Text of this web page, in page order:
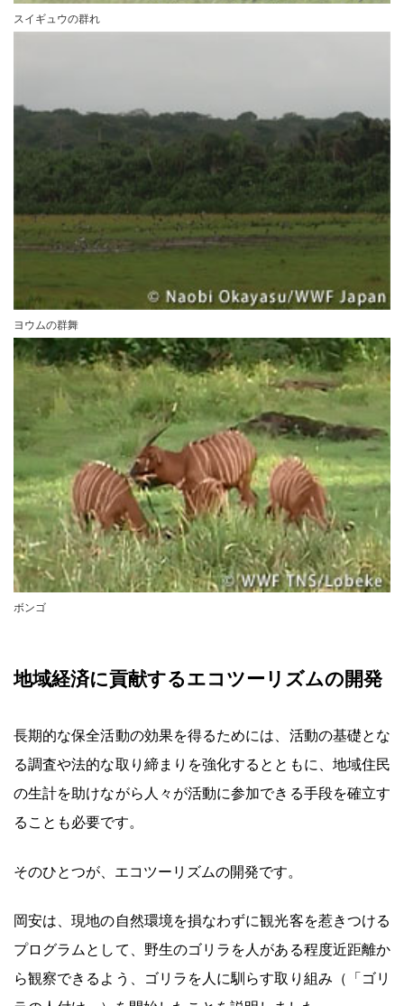
スイギュウの群れ
ヨウムの群舞
ボンゴ
地域経済に貢献するエコツーリズムの開発
長期的な保全活動の効果を得るためには、活動の基礎とな
る調査や法的な取り締まりを強化するとともに、地域住民
の生計を助けながら人々が活動に参加できる手段を確立す
ることも必要です。
そのひとつが、エコツーリズムの開発です。
岡安は、現地の自然環境を損なわずに観光客を惹きつける
プログラムとして、野生のゴリラを人がある程度近距離か
ら観察できるよう、ゴリラを人に馴らす取り組み（「ゴリ